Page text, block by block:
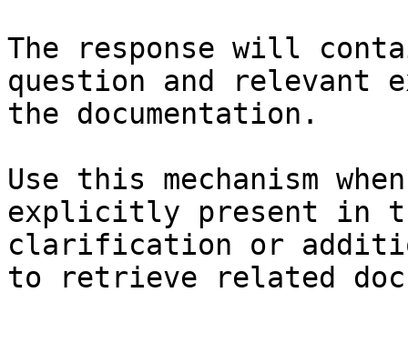
The response will
question and relevant
the documentation.
Use this mechanism
explicitly present in
clarification or